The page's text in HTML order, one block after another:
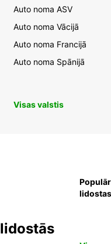
Auto noma ASV
Auto noma Vācijā
Auto noma Francijā
Auto noma Spānijā
Visas valstis